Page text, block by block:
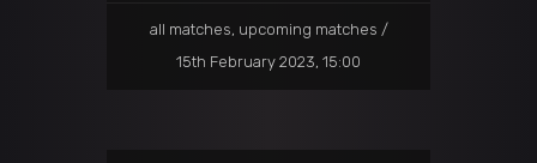
all matches upcoming matches
15th February 2023, 15:00